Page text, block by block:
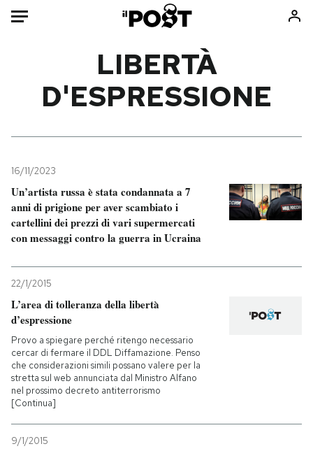
HOME
Mondo
Tecnologia
Internet
Scienza
Cultura
Sport
Libri
Ok Boomer!
Media
Europa
PODCAST
NEWSLETTER
LIBERTÀ
D'ESPRESSIONE
16/11/2023
Un’artista russa è stata condannata a 7
anni di prigione per aver scambiato i
cartellini dei prezzi di vari supermercati
con messaggi contro la guerra in Ucraina
22/1/2015
L’area di tolleranza della libertà
d’espressione
Provo a spiegare perché ritengo necessario
cercar di fermare il DDL Diffamazione. Penso
che considerazioni simili possano valere per la
stretta sul web annunciata dal Ministro Alfano
nel prossimo decreto antiterrorismo
[Continua]
9/1/2015